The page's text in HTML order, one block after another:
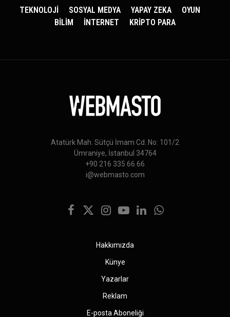
TEKNOLOJİ SOSYAL MEDYA YAPAY ZEKA
OYUN
BİLİM
İNTERNET KRİPTO PARA
Atatürk Mah. Sütçü İmam Cd. No: 101/2
Ümraniye, İstanbul 34764
+90 216 335 66 66
i@webmasto.com
Facebook
X
Instagram
YouTubeLinkedInWhatsApp
Hakkımızda
Künye
Yazarlar
Reklam
E-posta Aboneliği